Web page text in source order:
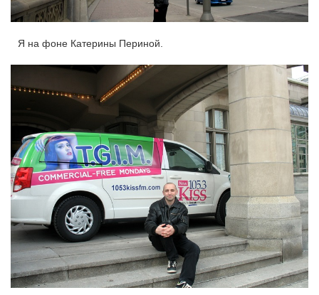
Я на фоне Катерины Периной.